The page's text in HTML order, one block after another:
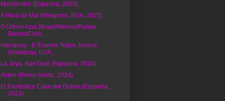
Mariliendre (Espanha, 2025)
A Hora do Mal (Weapons, EUA, 2025)
O Último Azul (Brasil/México/Países
Baixos/Chile, ...
Hairspray - E Éramos Todos Jovens
(Hairspray, EUA,...
La Joya: Bad Gyal (Espanha, 2024)
Aiden (Reino Unido, 2024)
El Fantástico Caso del Golem (Espanha,
2023)